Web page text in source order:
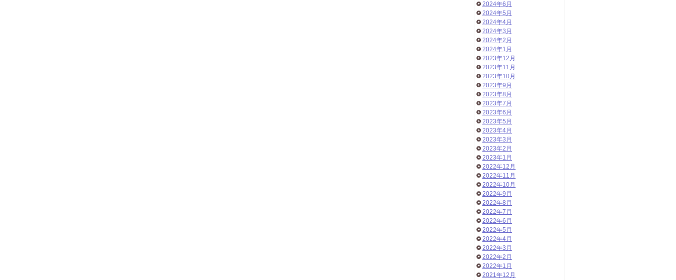
2024年6月
2024年5月
2024年4月
2024年3月
2024年2月
2024年1月
2023年12月
2023年11月
2023年10月
2023年9月
2023年8月
2023年7月
2023年6月
2023年5月
2023年4月
2023年3月
2023年2月
2023年1月
2022年12月
2022年11月
2022年10月
2022年9月
2022年8月
2022年7月
2022年6月
2022年5月
2022年4月
2022年3月
2022年2月
2022年1月
2021年12月